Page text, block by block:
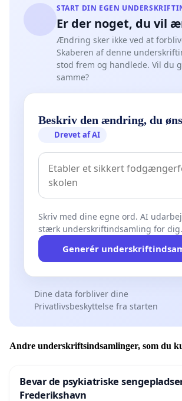
START DIN EGEN
Er der noget, du vil
Ændring sker ikke ved at
Skaberen af denne
stod frem og handlede. Vil du
samme?
Beskriv den ændring, du
Drevet af AI
Skriv med dine egne ord. AI
stærk underskriftindsamling for dig.
Generér
Dine data forbliver dine
Privatlivsbeskyttelse fra starten
Andre underskriftsindsamlinger, som du
Bevar de psykiatriske
Frederikshavn